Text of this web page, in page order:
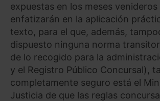
expuestas en los meses venideros
enfatizarán en la aplicación
texto, para el que, además,
dispuesto ninguna norma
de lo recogido para la
y el Registro Público Concursal),
completamente seguro está el
Justicia de que las reglas